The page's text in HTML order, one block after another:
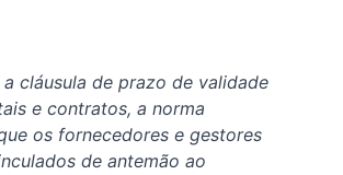
a cláusula de prazo de validade
e contratos, a norma
os fornecedores e gestores
de antemão ao